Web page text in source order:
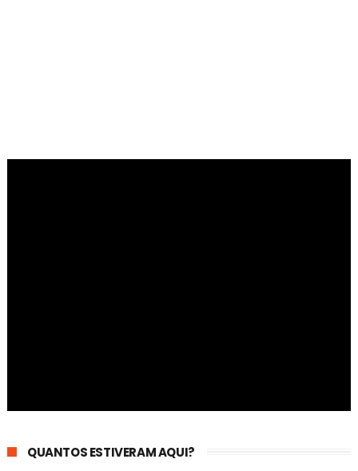
QUANTOS ESTIVERAM AQUI?